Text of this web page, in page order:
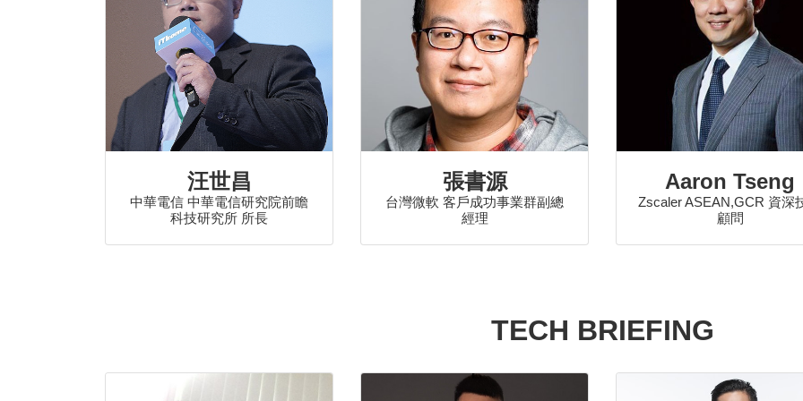
汪世昌
中華電信 中華電信研究院前瞻
科技研究所 所長
張書源
台灣微軟 客戶成功事業群副總
經理
Aaron Tseng
Zscaler ASEAN,GCR 資深
顧問
TECH BRIEFING